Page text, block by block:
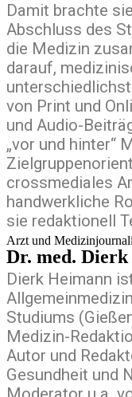
Damit brachte
Abschluss des
die Medizin
darauf,
von Print und
und Audio-
„vor und hinter“
crossmediales
handwerkliche
sie redaktionell
Arzt und
Dr. med.
Dierk Heimann
Studiums
Medizin-
Autor und
Gesundheit und